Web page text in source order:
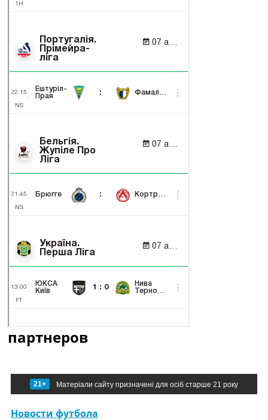
партнеров
21+ Матеріали сайту призначені для осіб старше 21 року
Новости футбола